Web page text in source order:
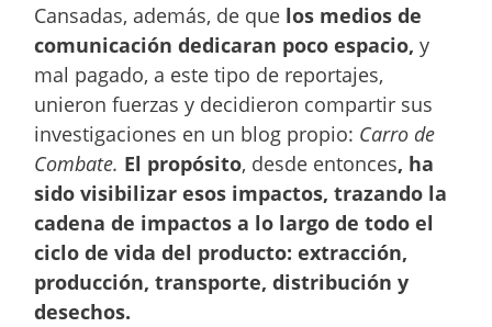
Cansadas, además, de que los medios de
comunicación dedicaran poco espacio, y
mal pagado, a este tipo de reportajes,
unieron fuerzas y decidieron compartir sus
investigaciones en un blog propio: Carro de
Combate. El propósito, desde entonces, ha
sido visibilizar esos impactos, trazando la
cadena de impactos a lo largo de todo el
ciclo de vida del producto: extracción,
producción, transporte, distribución y
desechos.